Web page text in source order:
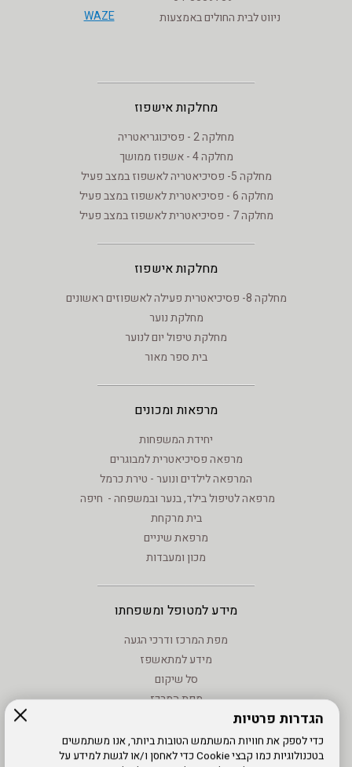
הגדרות פרטיות
כדי לספק את חוויות המשתמש הטובות ביותר, אנו משתמשים
בטכנולוגיות כמו קבצי Cookie כדי לאחסן ו/או לגשת למידע על
ניווט לבית החולים באמצעות
WAZE
מחלקות אישפוז
מחלקה 2 - פסיכוגריאטריה
מחלקה 4 - אשפוז ממושך
מחלקה 5- פסיכיאטריה לאשפוז במצב פעיל
מחלקה 6 - פסיכיאטרית לאשפוז במצב פעיל
מחלקה 7 - פסיכיאטרית לאשפוז במצב פעיל
מחלקות אישפוז
מחלקה 8- פסיכיאטרית פעילה לאשפוזים ראשונים
מחלקת נוער
מחלקת טיפול יום לנוער
בית ספר מאור
מרפאות ומכונים
יחידת המשפחות
מרפאה פסיכיאטרית למבוגרים
המרפאה לילדים ונוער - טירת כרמל
מרפאה לטיפול בילד, בנער ובמשפחה - חיפה
בית מרקחת
מרפאת שיניים
מכון ומעבדות
מידע למטופל ומשפחתו
מפת המרכז ודרכי הגעה
מידע למתאשפז
סל שיקום
מפת המרכז
טיפול בנזעי חשמל
מידע שימוש - קישורים לאתרים